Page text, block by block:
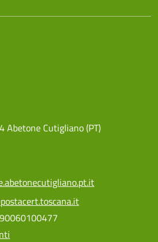
Abetone Cutigliano (PT)